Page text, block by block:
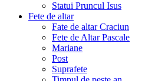
Statui Pruncul Isus
Fete de altar
Fate de altar Craciun
Fete de Altar Pascale
Mariane
Post
Suprafete